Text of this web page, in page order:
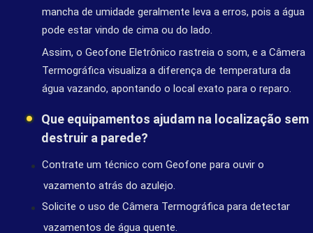
mancha de umidade geralmente leva a erros, pois a água
pode estar vindo de cima ou do lado.
Assim, o Geofone Eletrônico rastreia o som, e a Câmera
Termográfica visualiza a diferença de temperatura da
água vazando, apontando o local exato para o reparo.
Que equipamentos ajudam na localização sem
destruir a parede?
Contrate um técnico com Geofone para ouvir o
vazamento atrás do azulejo.
Solicite o uso de Câmera Termográfica para detectar
vazamentos de água quente.